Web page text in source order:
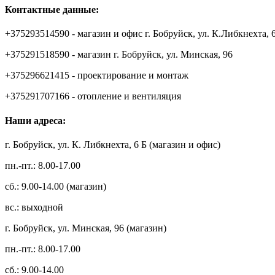
Контактные данные:
+375293514590 - магазин и офис г. Бобруйск, ул. К.Либкнехта,
+375291518590 - магазин г. Бобруйск, ул. Минская, 96
+375296621415 - проектирование и монтаж
+375291707166 - отопление и вентиляция
Наши адреса:
г. Бобруйск, ул. К. Либкнехта, 6 Б (магазин и офис)
пн.-пт.: 8.00-17.00
сб.: 9.00-14.00 (магазин)
вс.: выходной
г. Бобруйск, ул. Минская, 96 (магазин)
пн.-пт.: 8.00-17.00
сб.: 9.00-14.00